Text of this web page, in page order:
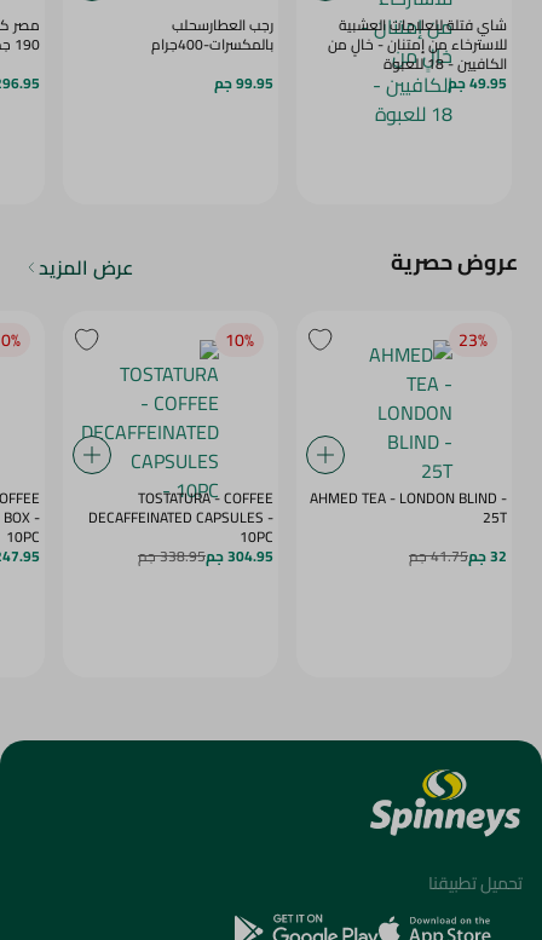
شاي فتلة للعلاجات العشبية
للاسترخاء من إمتنان - خالٍ من
الكافيين - 18 للعبوة
49.95 جم
رجب العطارسحلب
بالمكسرات-400جرام
99.95 جم
مصر
190 جم
296.95
عروض حصرية عرض المزيد
23‎%‎
AHMED TEA - LONDON BLIND -
25T
32 جم
41.75 جم
10‎%‎
TOSTATURA - COFFEE
DECAFFEINATED CAPSULES -
10PC
304.95 جم 338.95 جم
-
10PC
247.95
تحميل تطبيقنا